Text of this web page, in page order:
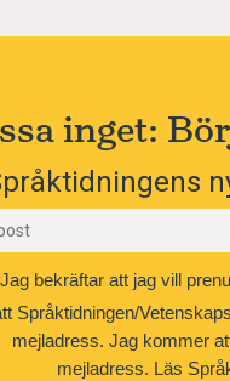
inget:
Jag bekräftar att jag vill
Språktidningen/
mejladress. Jag kommer
mejladress. Läs